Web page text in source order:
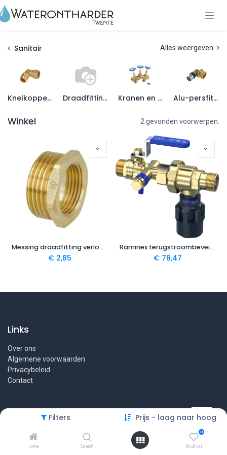
Filters Prijs - laag naar hoog
Home Search
0
Wishlist
Sanitair Alles weergeven
Knelkoppeling Draadfittingen Kranen en afsluiters Alu-persfittingen
Winkel 2 gevonden voorwerpen.
Messing draadfitting verloopring 1" x 3/4"
€ 2,85
Raminex terugstroombeveiliging TBE klasse CA 3/4" x 3/4" DN-15
€ 78,47
Links
Over ons
Algemene voorwaarden
Privacybeleid
Contact
Contact
koen@wateronthardertwente.nl